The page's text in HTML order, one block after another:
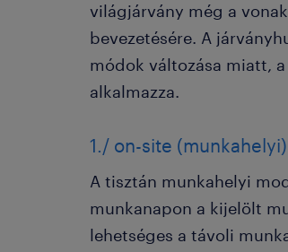
világjárvány még a
bevezetésére. A
módok változása miatt,
alkalmazza.
1./ on-site
A tisztán munkahelyi
munkanapon a kijelölt
lehetséges a távoli